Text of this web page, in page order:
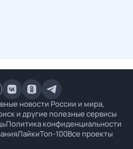
новости России и мира,
и другие полезные сервисы
Политика конфиденциальности
ЛайкиТоп-100Все проекты